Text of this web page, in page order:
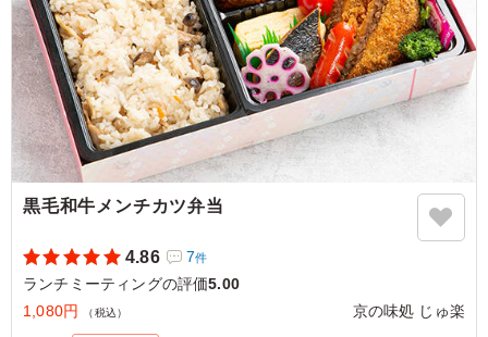
黒毛和牛メンチカツ弁当
4.86 7件
ランチミーティングの評価5.00
1,080円
（税込） 京の味処 じゅ楽